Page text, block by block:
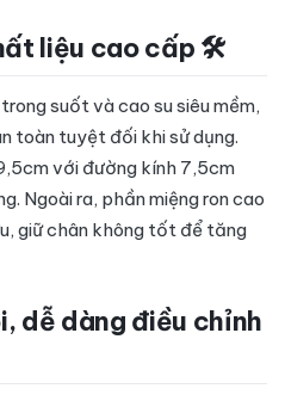
liệu cao cấp 🛠️
suốt và cao su siêu mềm,
toàn tuyệt đối khi sử dụng.
với đường kính 7,5cm
Ngoài ra, phần miệng ron cao
giữ chân không tốt để tăng
dễ dàng điều chỉnh